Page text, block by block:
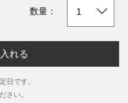
数量：
れる
日です。
さい。